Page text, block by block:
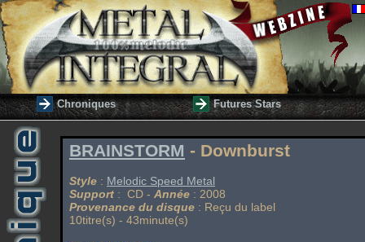
Chroniques Futures Stars
BRAINSTORM - Downburst
Style : Melodic Speed Metal
Support : CD - Année : 2008
Provenance du disque : Reçu du label
10titre(s) - 43minute(s)